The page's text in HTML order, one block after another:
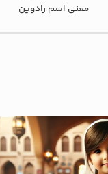
معنی اسم رادوین